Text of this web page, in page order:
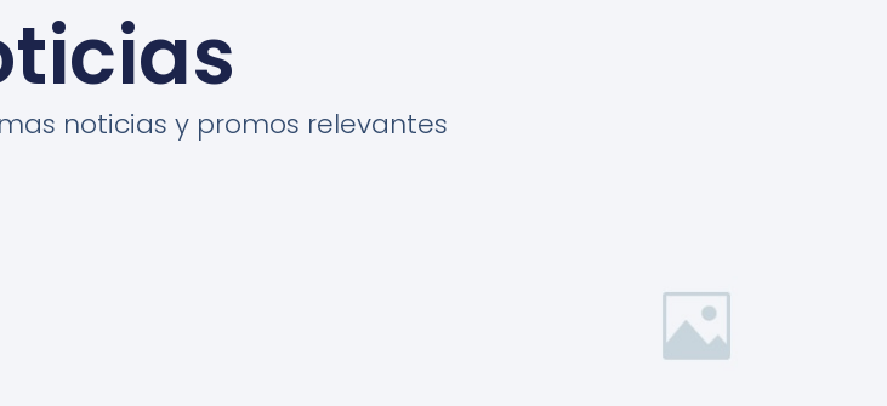
noticias y promos relevantes